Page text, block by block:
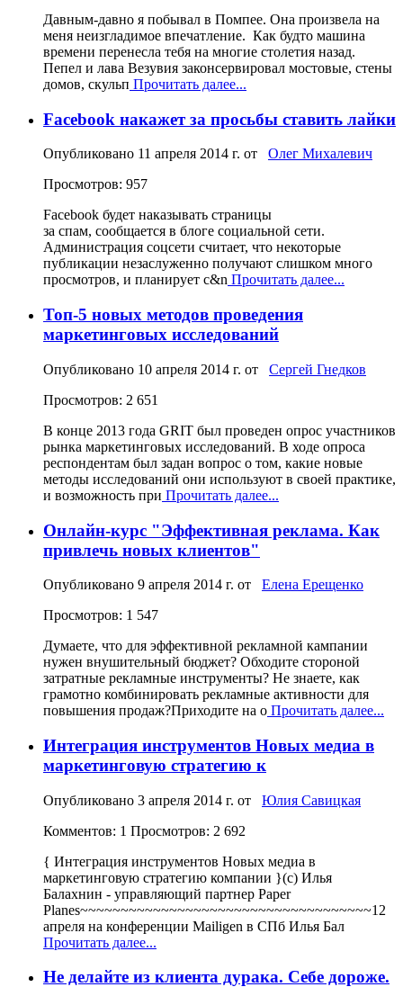
Давным-давно я побывал в Помпее. Она произвела на
меня неизгладимое впечатление. Как будто машина
времени перенесла тебя на многие столетия назад.
Пепел и лава Везувия законсервировал мостовые, стены
домов, скульп Прочитать далее...
Facebook накажет за просьбы ставить лайки
Опубликовано 11 апреля 2014 г. от Олег Михалевич
Просмотров: 957
Facebook будет наказывать страницы
за спам, сообщается в блоге социальной сети.
Администрация соцсети считает, что некоторые
публикации незаслуженно получают слишком много
просмотров, и планирует с&n Прочитать далее...
Топ-5 новых методов проведения
маркетинговых исследований
Опубликовано 10 апреля 2014 г. от Сергей Гнедков
Просмотров: 2 651
В конце 2013 года GRIT был проведен опрос участников
рынка маркетинговых исследований. В ходе опроса
респондентам был задан вопрос о том, какие новые
методы исследований они используют в своей практике,
и возможность при Прочитать далее...
Онлайн-курс "Эффективная реклама. Как
привлечь новых клиентов"
Опубликовано 9 апреля 2014 г. от Елена Ерещенко
Просмотров: 1 547
Думаете, что для эффективной рекламной кампании
нужен внушительный бюджет? Обходите стороной
затратные рекламные инструменты? Не знаете, как
грамотно комбинировать рекламные активности для
повышения продаж?Приходите на о Прочитать далее...
Интеграция инструментов Новых медиа в
маркетинговую стратегию к
Опубликовано 3 апреля 2014 г. от Юлия Савицкая
Комментов: 1 Просмотров: 2 692
{ Интеграция инструментов Новых медиа в
маркетинговую стратегию компании }(с) Илья
Балахнин - управляющий партнер Paper
Planes~~~~~~~~~~~~~~~~~~~~~~~~~~~~~~~~~~~~12
апреля на конференции Mailigen в СПб Илья Бал
Прочитать далее...
Не делайте из клиента дурака. Себе дороже.